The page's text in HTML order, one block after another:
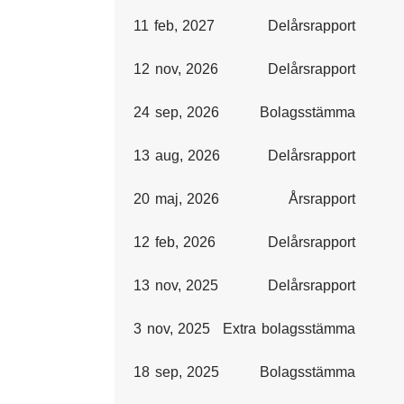
11 feb, 2027 Delårsrapport
12 nov, 2026 Delårsrapport
24 sep, 2026 Bolagsstämma
13 aug, 2026 Delårsrapport
20 maj, 2026 Årsrapport
12 feb, 2026 Delårsrapport
13 nov, 2025 Delårsrapport
3 nov, 2025 Extra bolagsstämma
18 sep, 2025 Bolagsstämma